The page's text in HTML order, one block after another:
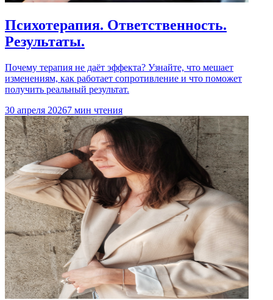
Психотерапия. Ответственность.
Результаты.
Почему терапия не даёт эффекта? Узнайте, что мешает
изменениям, как работает сопротивление и что поможет
получить реальный результат.
30 апреля 20267 мин чтения